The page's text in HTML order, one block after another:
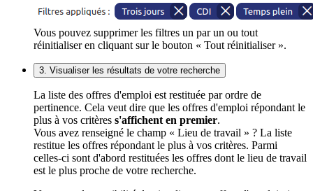
Vous pouvez supprimer les filtres un par un ou tout
réinitialiser en cliquant sur le bouton « Tout réinitialiser ».
3. Visualiser les résultats de votre recherche
La liste des offres d'emploi est restituée par ordre de
pertinence. Cela veut dire que les offres d'emploi répondant le
plus à vos critères s'affichent en premier.
Vous avez renseigné le champ « Lieu de travail » ? La liste
restitue les offres répondant le plus à vos critères. Parmi
celles-ci sont d'abord restituées les offres dont le lieu de travail
est le plus proche de votre recherche.